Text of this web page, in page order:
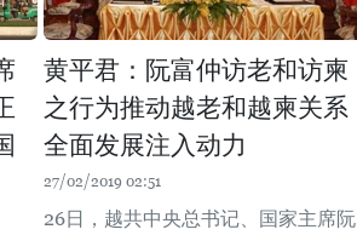
黄平君：阮富仲访老和访柬
之行为推动越老和越柬关系
全面发展注入动力
27/02/2019 02:51
26日，越共中央总书记、国家主席阮